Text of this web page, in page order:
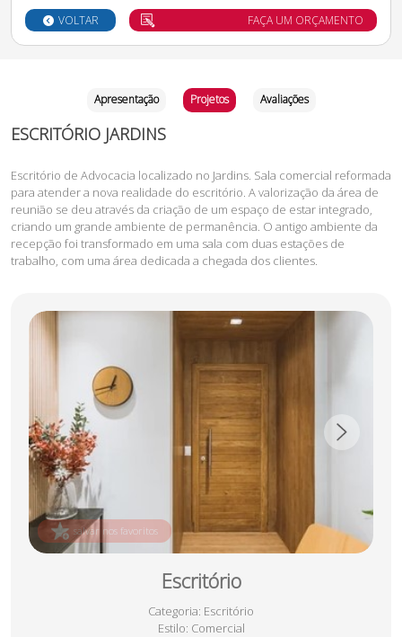
VOLTAR FAÇA UM ORÇAMENTO
Apresentação Projetos Avaliações
ESCRITÓRIO JARDINS
Escritório de Advocacia localizado no Jardins. Sala comercial reformada
para atender a nova realidade do escritório. A valorização da área de
reunião se deu através da criação de um espaço de estar integrado,
criando um grande ambiente de permanência. O antigo ambiente da
recepção foi transformado em uma sala com duas estações de
trabalho, com uma área dedicada a chegada dos clientes.
Escritório
Categoria: Escritório
Estilo: Comercial
salvar nos favoritos